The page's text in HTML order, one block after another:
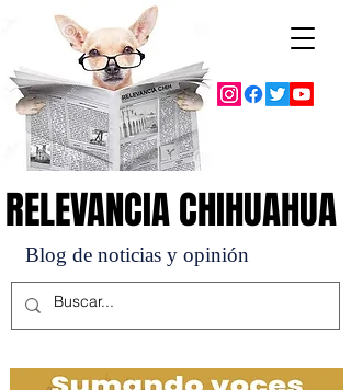
Blog de noticias y opinión
RELEVANCIA CHIHUAHUA
RELEVANCIA CHIHUAHUA